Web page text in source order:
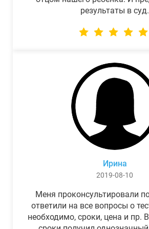
результаты в суд.
Ирина
2019-08-10
Меня проконсультировали
ответили на все вопросы о
необходимо, сроки, цена и пр.